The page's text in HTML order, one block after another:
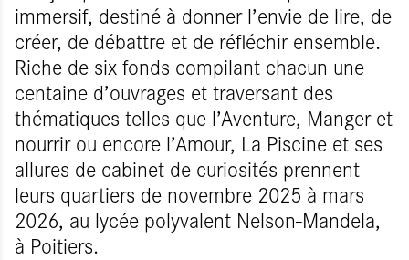
immersif, destiné à donner l’envie de lire, de
créer, de débattre et de réfléchir ensemble.
Riche de six fonds compilant chacun une
centaine d’ouvrages et traversant des
thématiques telles que l’Aventure, Manger et
nourrir ou encore l’Amour, La Piscine et ses
allures de cabinet de curiosités prennent
leurs quartiers de novembre 2025 à mars
2026, au lycée polyvalent Nelson-Mandela,
à Poitiers.